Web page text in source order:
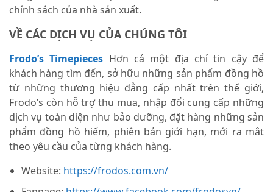
chính sách của nhà sản xuất.
VỀ CÁC DỊCH VỤ CỦA CHÚNG TÔI
Frodo’s Timepieces Hơn cả một địa chỉ tin cậy để
khách hàng tìm đến, sở hữu những sản phẩm đồng hồ
từ những thương hiệu đẳng cấp nhất trên thế giới,
Frodo’s còn hỗ trợ thu mua, nhập đổi cung cấp những
dịch vụ toàn diện như bảo dưỡng, đặt hàng những sản
phẩm đồng hồ hiếm, phiên bản giới hạn, mới ra mắt
theo yêu cầu của từng khách hàng.
Website: https://frodos.com.vn/